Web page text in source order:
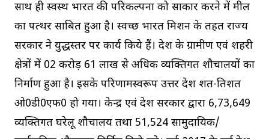
साथ ही स्वस्थ भारत की परिकल्पना को साकार करने में मील
का पत्थर साबित हुआ है। स्वच्छ भारत मिशन के तहत राज्य
सरकार ने युद्धस्तर पर कार्य किये हैं। प्रदेश के ग्रामीण एवं शहरी
क्षेत्रों में 02 करोड़ 61 लाख से अधिक व्यक्तिगत शौचालयों का
निर्माण हुआ है। इसके परिणामस्वरूप उत्तर प्रदेश शत-प्रतिशत
ओ0डी0एफ0 हो गया। केन्द्र एवं प्रदेश सरकार द्वारा 6,73,649
व्यक्तिगत घरेलू शौचालय तथा 51,524 सामुदायिक/